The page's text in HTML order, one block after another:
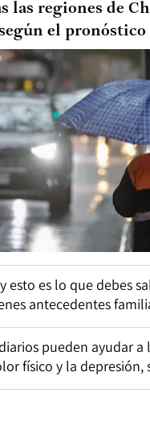
las regiones de
el pronóstico
esto es lo que debes
antecedentes
pueden ayudar
físico y la depresión,